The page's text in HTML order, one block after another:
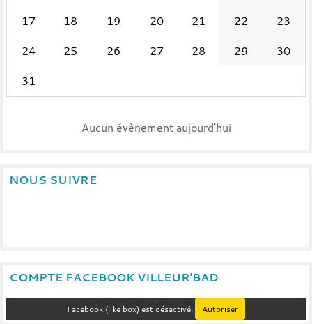
17
18 19 20 21 22
23
24
25 26 27 28 29
30
31
Aucun évènement aujourd'hui
NOUS SUIVRE
COMPTE FACEBOOK VILLEUR'BAD
Facebook (like box) est désactivé. Autoriser